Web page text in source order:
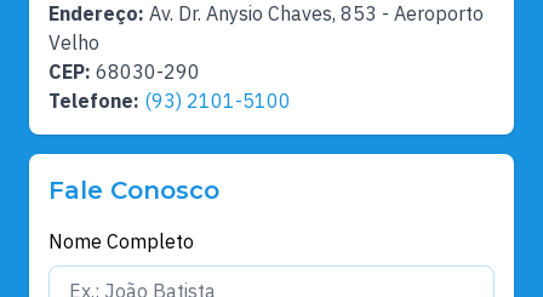
Endereço: Av. Dr. Anysio Chaves, 853 - Aeroporto
Velho
CEP: 68030-290
Telefone: (93) 2101-5100
Fale Conosco
Nome Completo